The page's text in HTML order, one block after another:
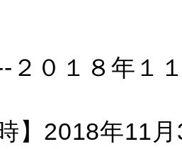
２０１８年１
】2018年11